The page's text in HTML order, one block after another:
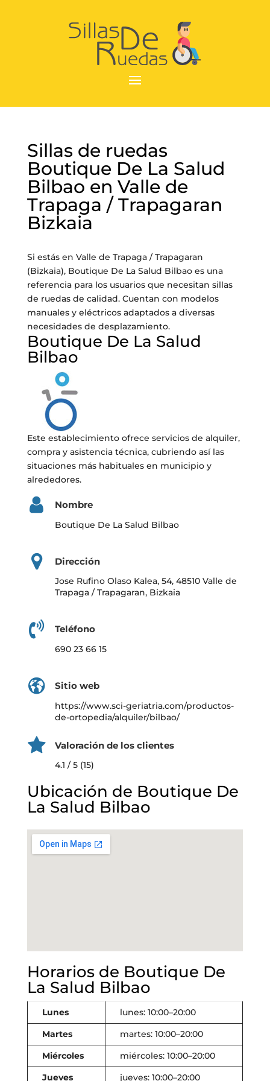
Sillas de ruedas
Boutique De La Salud
Bilbao en Valle de
Trapaga / Trapagaran
Bizkaia
Si estás en Valle de Trapaga / Trapagaran
(Bizkaia), Boutique De La Salud Bilbao es una
referencia para los usuarios que necesitan sillas
de ruedas de calidad. Cuentan con modelos
manuales y eléctricos adaptados a diversas
necesidades de desplazamiento.
Boutique De La Salud
Bilbao
Este establecimiento ofrece servicios de alquiler,
compra y asistencia técnica, cubriendo así las
situaciones más habituales en municipio y
alrededores.
Nombre
Boutique De La Salud Bilbao
Dirección
Jose Rufino Olaso Kalea, 54, 48510 Valle de
Trapaga / Trapagaran, Bizkaia
Teléfono
690 23 66 15
Sitio web
https://www.sci-geriatria.com/productos-
de-ortopedia/alquiler/bilbao/
Valoración de los clientes
4.1 / 5 (15)
Ubicación de Boutique De
La Salud Bilbao
Horarios de Boutique De
La Salud Bilbao
Lunes
lunes: 10:00–20:00
Martes
martes: 10:00–20:00
Miércoles
miércoles: 10:00–20:00
Jueves
jueves: 10:00–20:00